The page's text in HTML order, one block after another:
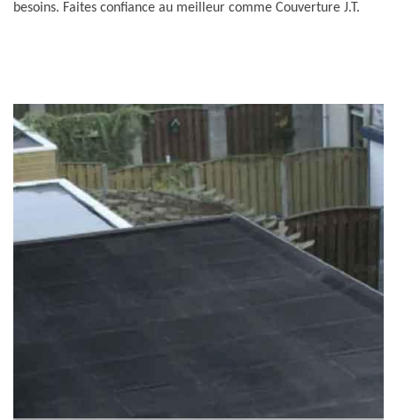
besoins. Faites confiance au meilleur comme Couverture J.T.